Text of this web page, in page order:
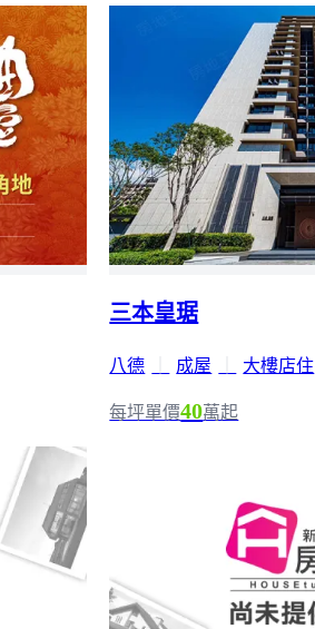
三本皇琚
八德 成屋 大樓店住
每坪單價40萬起